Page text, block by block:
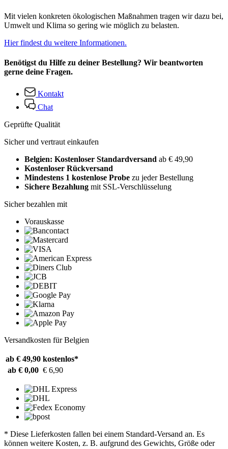
Mit vielen konkreten ökologischen Maßnahmen tragen wir dazu bei,
Umwelt und Klima so gering wie möglich zu belasten.
Hier findest du weitere Informationen.
Benötigst du Hilfe zu deiner Bestellung? Wir beantworten
gerne deine Fragen.
Kontakt
Chat
Geprüfte Qualität
Sicher und vertraut einkaufen
Belgien: Kostenloser Standardversand ab € 49,90
Kostenloser Rückversand
Mindestens 1 kostenlose Probe zu jeder Bestellung
Sichere Bezahlung mit SSL-Verschlüsselung
Sicher bezahlen mit
Vorauskasse
Versandkosten für Belgien
ab € 49,90 kostenlos*
ab € 0,00 € 6,90
* Diese Lieferkosten fallen bei einem Standard-Versand an. Es
können weitere Kosten, z. B. aufgrund des Gewichts, Größe oder